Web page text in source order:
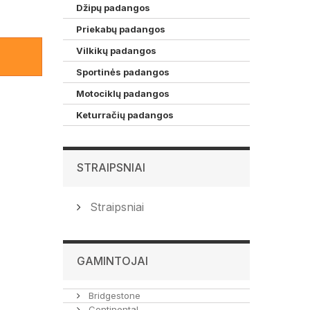
Džipų padangos
Priekabų padangos
Vilkikų padangos
Sportinės padangos
Motociklų padangos
Keturračių padangos
STRAIPSNIAI
Straipsniai
GAMINTOJAI
Bridgestone